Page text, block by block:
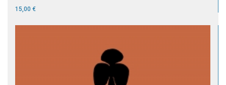
15,00 €